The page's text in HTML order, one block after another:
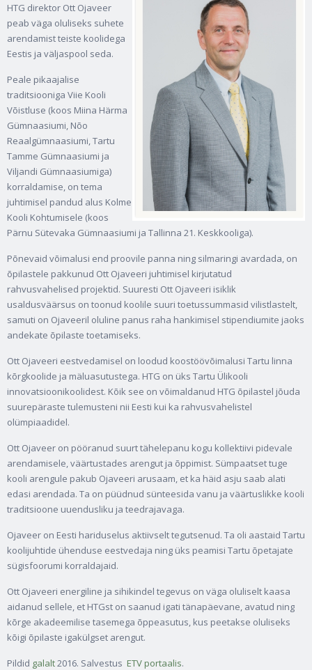
HTG direktor Ott Ojaveer
peab väga oluliseks suhete
arendamist teiste koolidega
Eestis ja väljaspool seda.
Peale pikaajalise
traditsiooniga Viie Kooli
Võistluse (koos Miina Härma
Gümnaasiumi, Nõo
Reaalgümnaasiumi, Tartu
Tamme Gümnaasiumi ja
Viljandi Gümnaasiumiga)
korraldamise, on tema
juhtimisel pandud alus Kolme
Kooli Kohtumisele (koos
Pärnu Sütevaka Gümnaasiumi ja Tallinna 21. Keskkooliga).
Põnevaid võimalusi end proovile panna ning silmaringi avardada, on
õpilastele pakkunud Ott Ojaveeri juhtimisel kirjutatud
rahvusvahelised projektid. Suuresti Ott Ojaveeri isiklik
usaldusväärsus on toonud koolile suuri toetussummasid vilistlastelt,
samuti on Ojaveeril oluline panus raha hankimisel stipendiumite jaoks
andekate õpilaste toetamiseks.
Ott Ojaveeri eestvedamisel on loodud koostöövõimalusi Tartu linna
kõrgkoolide ja mäluasutustega. HTG on üks Tartu Ülikooli
innovatsioonikoolidest. Kõik see on võimaldanud HTG õpilastel jõuda
suurepäraste tulemusteni nii Eesti kui ka rahvusvahelistel
olümpiaadidel.
Ott Ojaveer on pööranud suurt tähelepanu kogu kollektiivi pidevale
arendamisele, väärtustades arengut ja õppimist. Sümpaatset tuge
kooli arengule pakub Ojaveeri arusaam, et ka häid asju saab alati
edasi arendada. Ta on püüdnud sünteesida vanu ja väärtuslikke kooli
traditsioone uuendusliku ja teedrajavaga.
Ojaveer on Eesti hariduselus aktiivselt tegutsenud. Ta oli aastaid Tartu
koolijuhtide ühenduse eestvedaja ning üks peamisi Tartu õpetajate
sügisfoorumi korraldajaid.
Ott Ojaveeri energiline ja sihikindel tegevus on väga oluliselt kaasa
aidanud sellele, et HTGst on saanud igati tänapäevane, avatud ning
kõrge akadeemilise tasemega õppeasutus, kus peetakse oluliseks
kõigi õpilaste igakülgset arengut.
Pildid galalt2016. Salvestus ETV portaalis.